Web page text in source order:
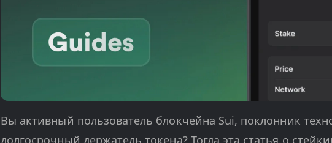
Вы активный пользователь блокчейна Sui, поклонник
долгосрочный держатель токена? Тогда эта статья о